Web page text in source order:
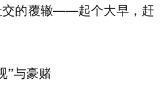
交的覆辙——起个大早，赶
”与豪赌